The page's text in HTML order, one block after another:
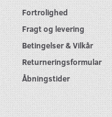
Fortrolighed
Fragt og levering
Betingelser & Vilkår
Returneringsformular
Åbningstider